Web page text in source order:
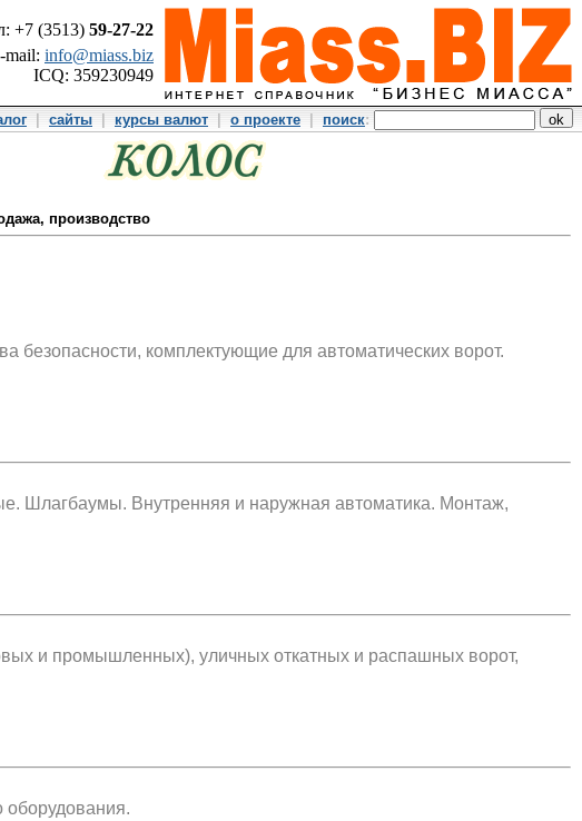
+7 (3513) 59-27-22
mail: info@miass.biz
ICQ: 359230949
| сайты курсы валют о проекте поиск:
производство
безопасности, комплектующие для автоматических ворот.
Шлагбаумы. Внутренняя и наружная автоматика. Монтаж,
и промышленных), уличных откатных и распашных ворот,
оборудования.